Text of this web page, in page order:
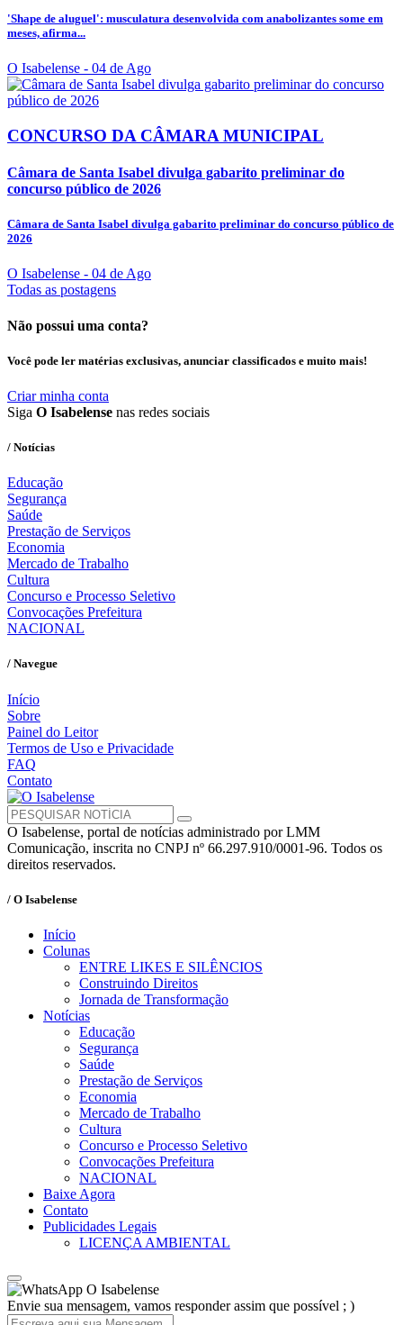
'Shape de aluguel': musculatura desenvolvida com anabolizantes some em
meses, afirma...
O Isabelense - 04 de Ago
CONCURSO DA CÂMARA MUNICIPAL
Câmara de Santa Isabel divulga gabarito preliminar do
concurso público de 2026
Câmara de Santa Isabel divulga gabarito preliminar do concurso público de
2026
O Isabelense - 04 de Ago
Todas as postagens
Não possui uma conta?
Você pode ler matérias exclusivas, anunciar classificados e muito mais!
Criar minha conta
Siga O Isabelense nas redes sociais
/ Notícias
Educação
Segurança
Saúde
Prestação de Serviços
Economia
Mercado de Trabalho
Cultura
Concurso e Processo Seletivo
Convocações Prefeitura
NACIONAL
/ Navegue
Início
Sobre
Painel do Leitor
Termos de Uso e Privacidade
FAQ
Contato
O Isabelense, portal de notícias administrado por LMM
Comunicação, inscrita no CNPJ nº 66.297.910/0001-96. Todos os
direitos reservados.
/ O Isabelense
Início
Colunas
ENTRE LIKES E SILÊNCIOS
Construindo Direitos
Jornada de Transformação
Notícias
Educação
Segurança
Saúde
Prestação de Serviços
Economia
Mercado de Trabalho
Cultura
Concurso e Processo Seletivo
Convocações Prefeitura
NACIONAL
Baixe Agora
Contato
Publicidades Legais
LICENÇA AMBIENTAL
O Isabelense
Envie sua mensagem, vamos responder assim que possível ; )